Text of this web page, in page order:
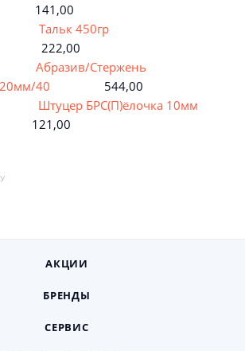
Тальк 450гр
Абразив/Стержень
40 544,00
Штуцер БРС(П)ёлочка 10мм
АКЦИИ
БРЕНДЫ
СЕРВИС